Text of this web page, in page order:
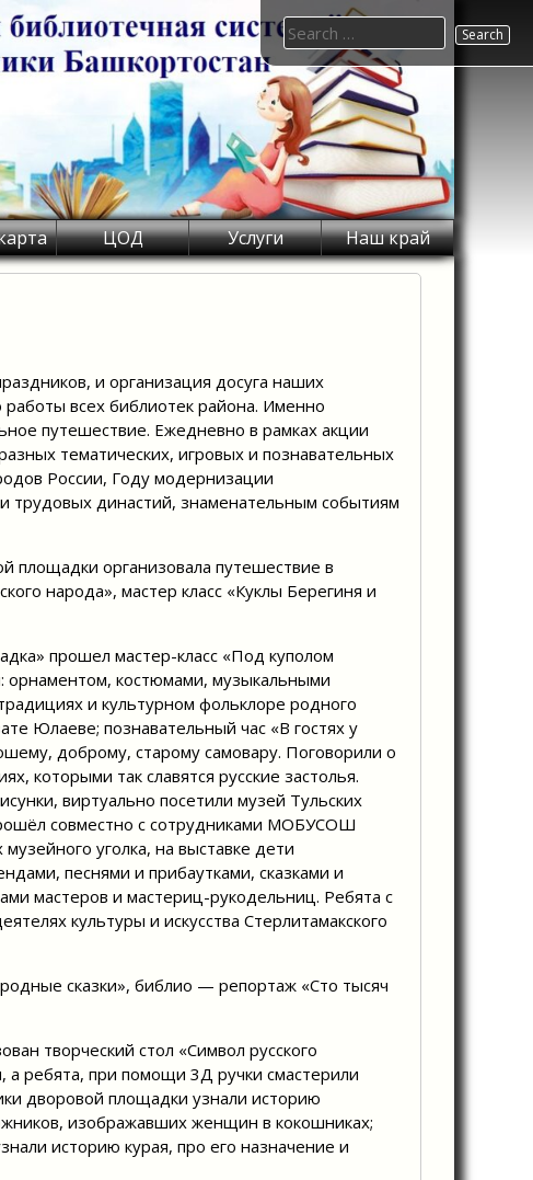
ЦОД Услуги Наш край
Search
for:
и организация досуга наших
всех библиотек района. Именно
путешествие. Ежедневно в рамках акции
тематических, игровых и познавательных
России, Году модернизации
трудовых династий, знаменательным событиям
площадки организовала путешествие в
народа», мастер класс «Куклы Берегиня и
прошел мастер-класс «Под куполом
орнаментом, костюмами, музыкальными
и культурном фольклоре родного
Юлаеве; познавательный час «В гостях у
доброму, старому самовару. Поговорили о
которыми так славятся русские застолья.
виртуально посетили музей Тульских
совместно с сотрудниками МОБУСОШ
уголка, на выставке дети
песнями и прибаутками, сказками и
мастеров и мастериц-рукодельниц. Ребята с
культуры и искусства Стерлитамакского
сказки», библио — репортаж «Сто тысяч
творческий стол «Символ русского
а ребята, при помощи 3Д ручки смастерили
дворовой площадки узнали историю
изображавших женщин в кокошниках;
историю курая, про его назначение и